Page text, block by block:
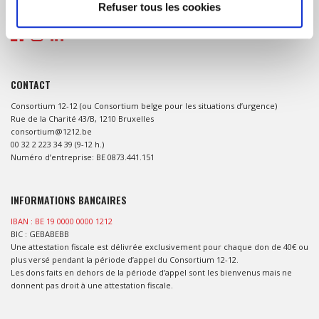
Refuser tous les cookies
naturelles dans les pays en développement.
CONTACT
Consortium 12-12 (ou Consortium belge pour les situations d’urgence)
Rue de la Charité 43/B, 1210 Bruxelles
consortium@1212.be
00 32 2 223 34 39 (9-12 h.)
Numéro d’entreprise: BE 0873.441.151
INFORMATIONS BANCAIRES
IBAN : BE 19 0000 0000 1212
BIC : GEBABEBB
Une attestation fiscale est délivrée exclusivement pour chaque don de 40€ ou
plus versé pendant la période d’appel du Consortium 12-12.
Les dons faits en dehors de la période d’appel sont les bienvenus mais ne
donnent pas droit à une attestation fiscale.